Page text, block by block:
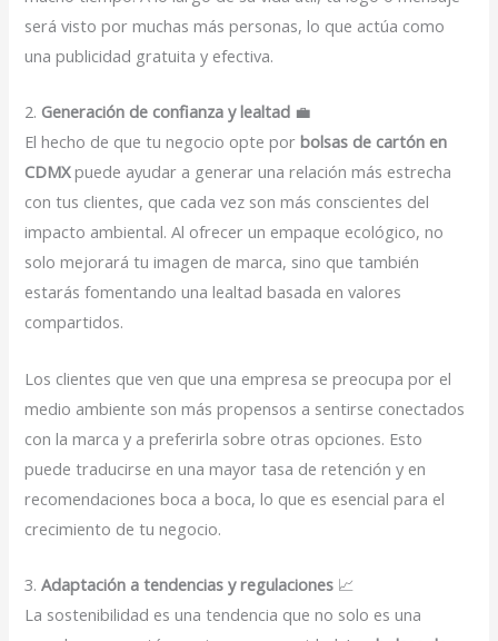
será visto por muchas más personas, lo que actúa como
una publicidad gratuita y efectiva.
2. Generación de confianza y lealtad 💼
El hecho de que tu negocio opte porbolsas de cartón en
CDMXpuede ayudar a generar una relación más estrecha
con tus clientes, que cada vez son más conscientes del
impacto ambiental. Al ofrecer un empaque ecológico, no
solo mejorará tu imagen de marca, sino que también
estarás fomentando una lealtad basada en valores
compartidos.
Los clientes que ven que una empresa se preocupa por el
medio ambiente son más propensos a sentirse conectados
con la marca y a preferirla sobre otras opciones. Esto
puede traducirse en una mayor tasa de retención y en
recomendaciones boca a boca, lo que es esencial para el
crecimiento de tu negocio.
3.Adaptación a tendencias y regulaciones 📈
La sostenibilidad es una tendencia que no solo es una